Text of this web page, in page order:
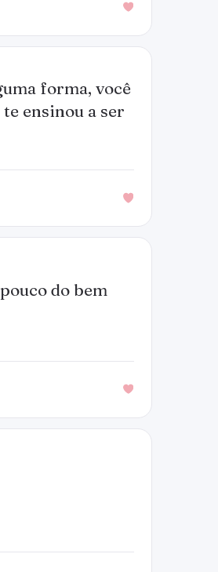
forma, você
ensinou a ser
do bem